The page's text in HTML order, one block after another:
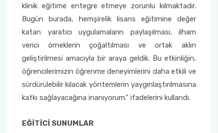
klinik eğitime entegre etmeye zorunlu kılmaktadır.
Bugün burada, hemşirelik lisans eğitimine değer
katan yaratıcı uygulamaların paylaşılması, ilham
verici örneklerin çoğaltılması ve ortak aklın
geliştirilmesi amacıyla bir araya geldik. Bu etkinliğin,
öğrencilerimizin öğrenme deneyimlerini daha etkili ve
sürdürülebilir kılacak yöntemlerin yaygınlaştırılmasına
katkı sağlayacağına inanıyorum.” ifadelerini kullandı.
EĞİTİCİ SUNUMLAR
Spor Bilimleri Fakültesi
Su Ürünleri Fakültesi
Tıp Fakültesi
Uygulamalı Bilimler Fakültesi
Ziraat Fakültesi